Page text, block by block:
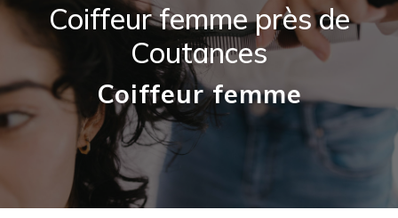
Coiffeur femme près de
Coutances
Coiffeur femme